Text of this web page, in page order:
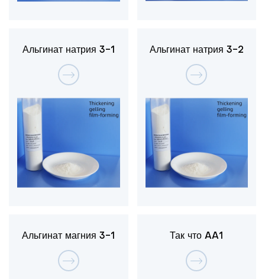
Альгинат натрия 3-1 Альгинат натрия 3-2
Альгинат магния 3-1 Так что AA1